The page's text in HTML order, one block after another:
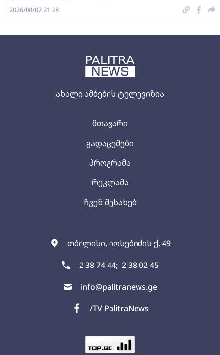
ახალი ამბების ტელევიზია
თბილისი, იოსებიძის ქ. 49
2 38 74 44; 2 38 02 45
info@palitranews.ge
/TV PalitraNews
მთავარი
გადაცემები
პროგრამა
რეკლამა
ჩვენ შესახებ
2026/08/07 21:28